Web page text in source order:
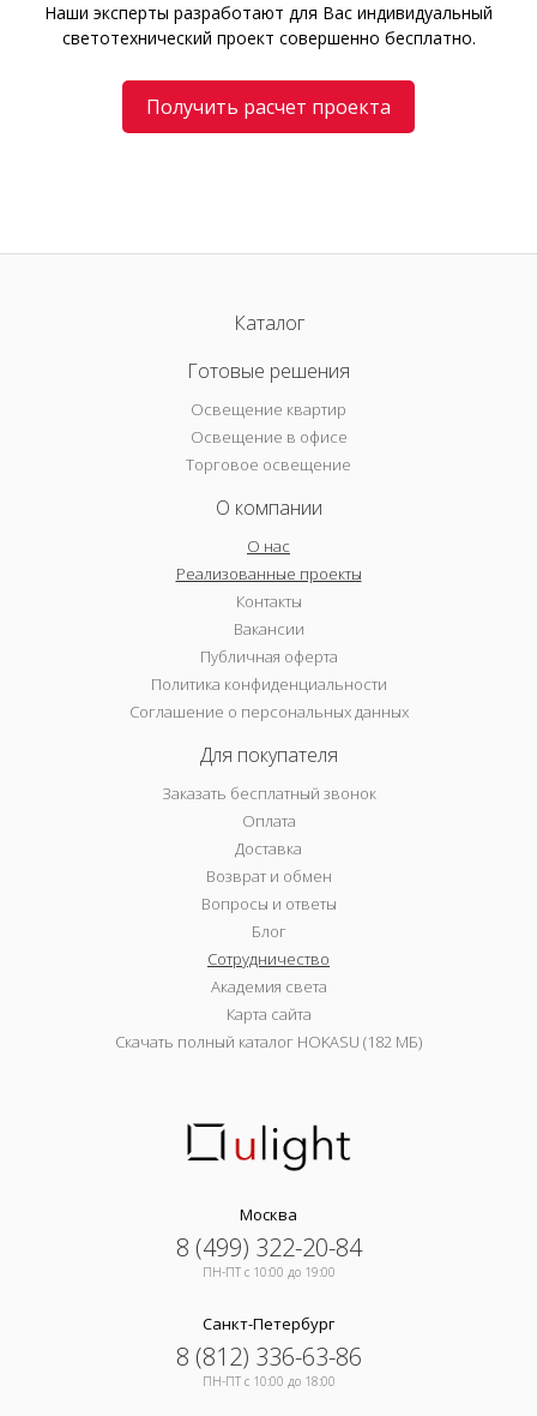
Наши эксперты разработают для Вас индивидуальный
светотехнический проект совершенно бесплатно.
Получить расчет проекта
Каталог
Готовые решения
Освещение квартир
Освещение в офисе
Торговое освещение
О компании
О нас
Реализованные проекты
Контакты
Вакансии
Публичная оферта
Политика конфиденциальности
Соглашение о персональных данных
Для покупателя
Заказать бесплатный звонок
Оплата
Доставка
Возврат и обмен
Вопросы и ответы
Блог
Сотрудничество
Академия света
Карта сайта
Скачать полный каталог HOKASU (182 МБ)
Москва
8 (499) 322-20-84
ПН-ПТ c 10:00 до 19:00
Санкт-Петербург
8 (812) 336-63-86
ПН-ПТ c 10:00 до 18:00